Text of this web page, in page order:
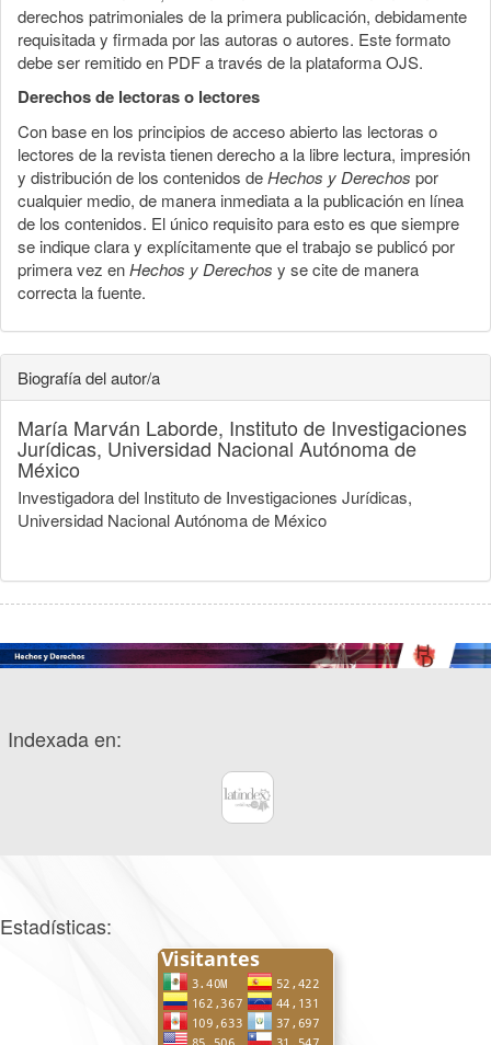
derechos patrimoniales de la primera publicación, debidamente
requisitada y firmada por las autoras o autores. Este formato
debe ser remitido en PDF a través de la plataforma OJS.
Derechos de lectoras o lectores
Con base en los principios de acceso abierto las lectoras o
lectores de la revista tienen derecho a la libre lectura, impresión
y distribución de los contenidos deHechos y Derechos por
cualquier medio, de manera inmediata a la publicación en línea
de los contenidos. El único requisito para esto es que siempre
se indique clara y explícitamente que el trabajo se publicó por
primera vez enHechos y Derechos y se cite de manera
correcta la fuente.
Biografía del autor/a
María Marván Laborde, Instituto de Investigaciones
Jurídicas, Universidad Nacional Autónoma de
México
Investigadora del Instituto de Investigaciones Jurídicas,
Universidad Nacional Autónoma de México
Indexada en:
Estadísticas: